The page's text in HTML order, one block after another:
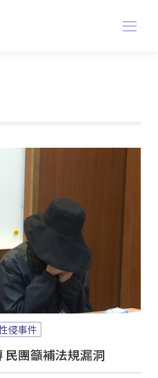
侵事件
民團籲補法規漏洞